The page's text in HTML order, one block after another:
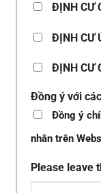
ĐỊNH CƯ
ĐỊNH CƯ
ĐỊNH CƯ
Đồng ý với
Đồng ý
nhân trên
Please leave